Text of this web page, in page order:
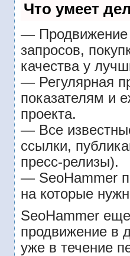
Что умеет
— Продвижение
запросов,
качества у
— Регулярная
показателям и
проекта.
— Все
ссылки,
пресс-релизы).
— SeoHammer
на которые
SeoHammer
продвижение в
уже в течение